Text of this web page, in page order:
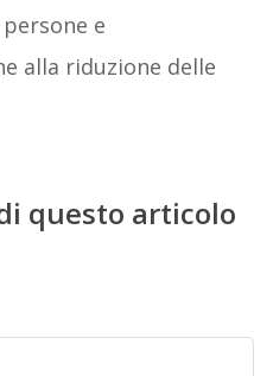
e
alla riduzione delle
questo articolo